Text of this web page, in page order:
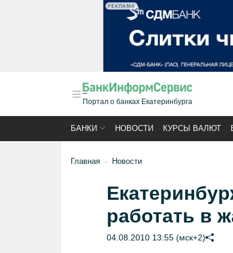
РЕКЛАМА
Портал о банках Екатеринбурга
БАНКИ НОВОСТИ КУРСЫ ВАЛЮТ
Главная Новости
работать в
04.08.2010 13:55 (мск+2)